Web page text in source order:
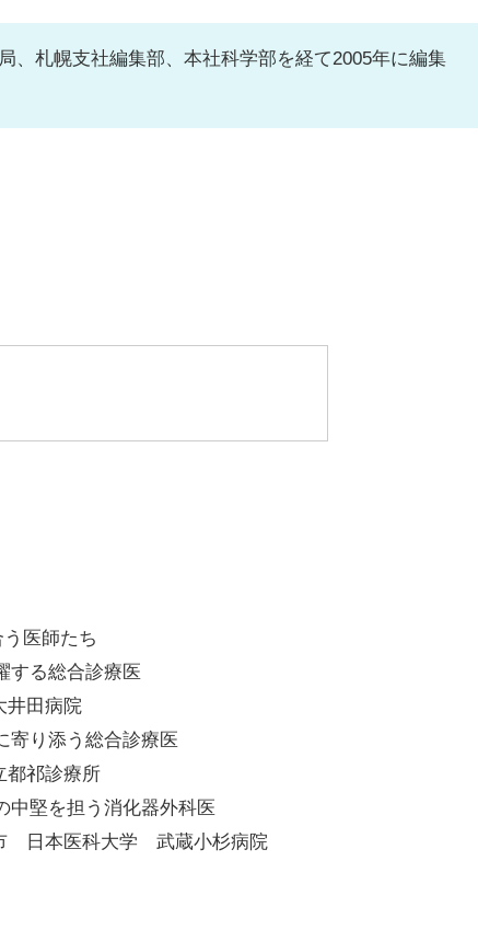
、札幌支社編集部、本社科学部を経て2005年に編集
医師たち
る総合診療医
田病院
り添う総合診療医
祁診療所
堅を担う消化器外科医
日本医科大学 武蔵小杉病院